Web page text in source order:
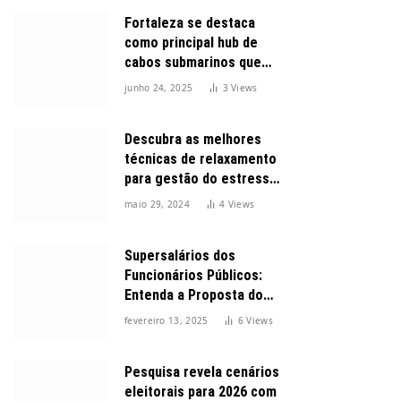
Fortaleza se destaca
como principal hub de
cabos submarinos que
conectam o Brasil ao
junho 24, 2025 3Views
Descubra as melhores
técnicas de relaxamento
para gestão do estresse
durante o dia
maio 29, 2024 4 Views
Supersalários dos
Funcionários Públicos:
Entenda a Proposta do
Governo para Limitar
fevereiro 13, 2025 6Views
Pesquisa revela cenários
eleitorais para 2026 com